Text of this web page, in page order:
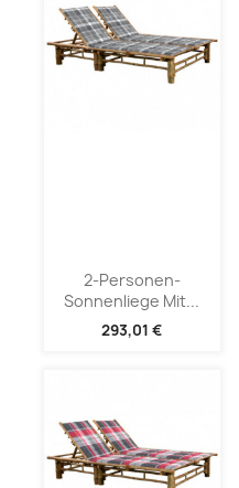
2-Personen-
Sonnenliege Mit...
293,01 €